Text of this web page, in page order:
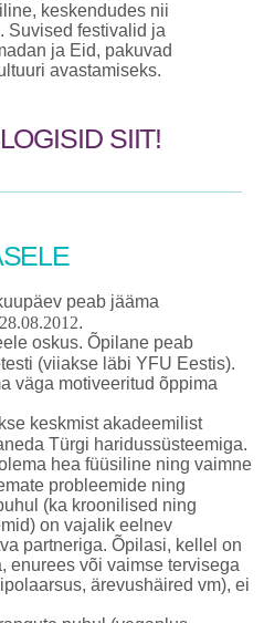
keskendudes nii
Suvised festivalid ja
ja Eid, pakuvad
avastamiseks.
SIIT!
peab jääma
.
oskus. Õpilane peab
(viiakse läbi YFU Eestis).
väga motiveeritud õppima
keskmist akadeemilist
Türgi haridussüsteemiga.
hea füüsiline ning vaimne
probleemide ning
(ka kroonilised ning
on vajalik eelnev
partneriga. Õpilasi, kellel on
enurees või vaimse tervisega
ärevushäired vm), ei